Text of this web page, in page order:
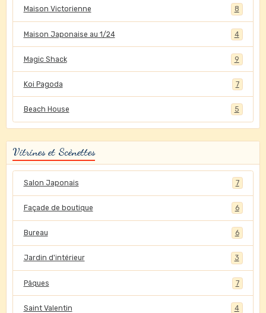
Maison Victorienne 8
Maison Japonaise au 1/24 4
Magic Shack 9
Koi Pagoda 7
Beach House 5
Vitrines et Scènettes
Salon Japonais 7
Façade de boutique 6
Bureau 6
Jardin d'intérieur 3
Pâques 7
Saint Valentin 4